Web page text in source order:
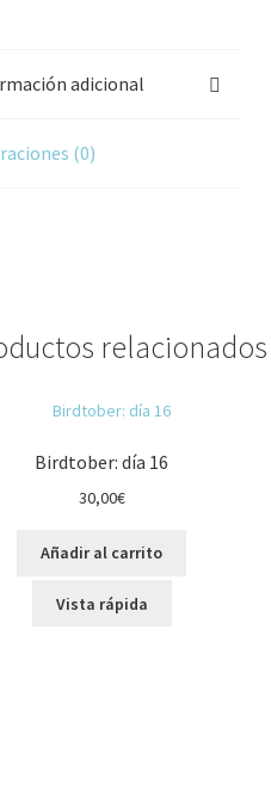
adicional
(0)
relacionados
Birdtober: día 16
30,00€
Añadir al carrito
Vista rápida